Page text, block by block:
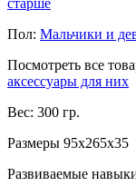
старше
Пол: Мальчики и
Посмотреть все
аксессуары для них
Вес: 300 гр.
Размеры 95x265x35
Развиваемые